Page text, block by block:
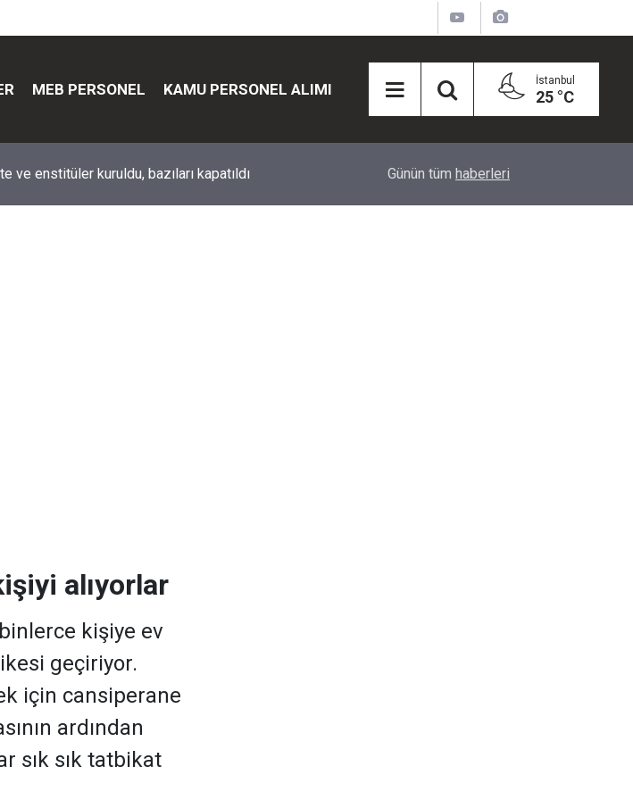
MEB PERSONEL KAMU PERSONEL ALIMI İstanbul
25 °C
değişti, yeni isimler atandı Eğiti Bir Sen'den Kadınlar İçin Olay Teklif:
Günün tüm haberleri
alıyorlar
kişiye ev
geçiriyor.
için cansiperane
ardından
sık sık tatbikat